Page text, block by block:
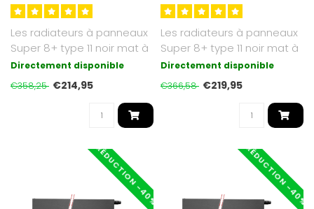
Les radiateurs à panneaux
Super 8+ type 11 noir mat à
façade plate que nous p..
Directement disponible
€358,25 €214,95
Les radiateurs à panneaux
Super 8+ type 11 noir mat à
façade plate que nous p..
Directement disponible
€366,58 €219,95
RÉDUCTION -40% RÉDUCTION -40%